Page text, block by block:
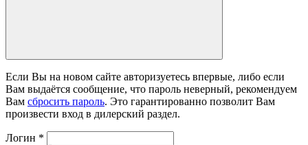
Если Вы на новом сайте авторизуетесь впервые, либо если
Вам выдаётся сообщение, что пароль неверный, рекомендуем
Вам сбросить пароль. Это гарантированно позволит Вам
произвести вход в дилерский раздел.
Логин *